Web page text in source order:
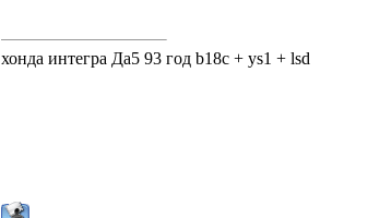
хонда интегра Да5 93 год b18c + ys1 + lsd